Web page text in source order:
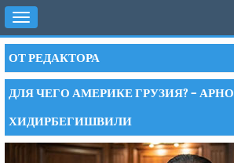
Toggle
navigation
ОТ РЕДАКТОРА
ДЛЯ ЧЕГО АМЕРИКЕ ГРУЗИЯ? – АРНО
ХИДИРБЕГИШВИЛИ